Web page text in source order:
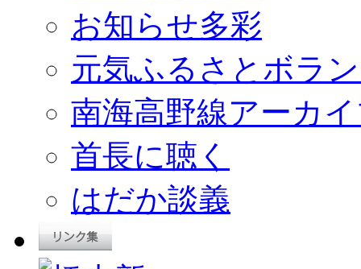
お知らせ多彩
元気ふるさとボラ
南海高野線アーカ
首長に聴く
はだか談義